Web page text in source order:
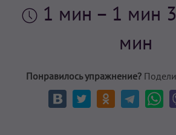
1 мин – 1 мин
мин
Понравилось упражнение?